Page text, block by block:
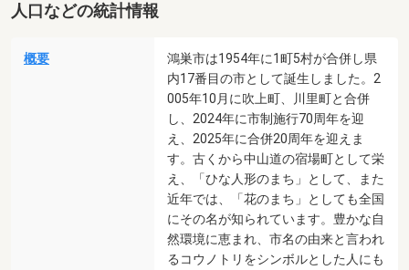
人口などの統計情報
概要
鴻巣市は1954年に1町5村が合併し県
内17番目の市として誕生しました。2
005年10月に吹上町、川里町と合併
し、2024年に市制施行70周年を迎
え、2025年に合併20周年を迎えま
す。古くから中山道の宿場町として栄
え、「ひな人形のまち」として、また
近年では、「花のまち」としても全国
にその名が知られています。豊かな自
然環境に恵まれ、市名の由来と言われ
るコウノトリをシンボルとした人にも